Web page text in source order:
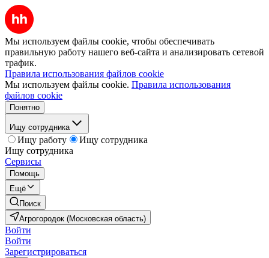
Мы используем файлы cookie, чтобы обеспечивать
правильную работу нашего веб-сайта и анализировать сетевой
трафик.
Правила использования файлов cookie
Мы используем файлы cookie. Правила использования
файлов cookie
Понятно
Ищу сотрудника
Ищу работу
Ищу сотрудника
Ищу сотрудника
Сервисы
Помощь
Ещё
Поиск
Агрогородок (Московская область)
Войти
Войти
Зарегистрироваться